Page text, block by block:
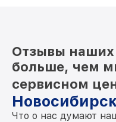
Отзывы наших
больше, чем
сервисном
Что о нас думают